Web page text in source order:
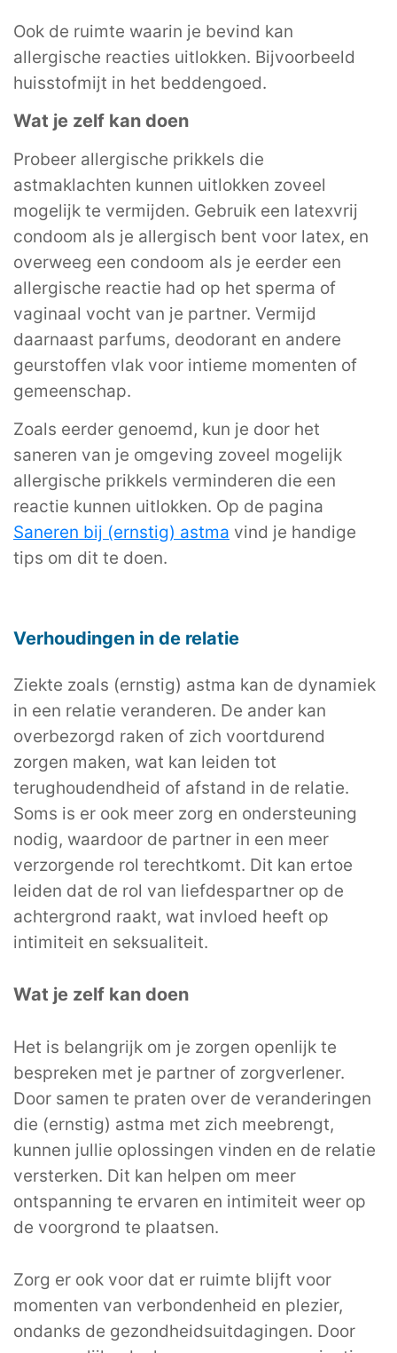
Ook de ruimte waarin je bevind kan
allergische reacties uitlokken. Bijvoorbeeld
huisstofmijt in het beddengoed.
Wat je zelf kan doen
Probeer allergische prikkels die
astmaklachten kunnen uitlokken zoveel
mogelijk te vermijden. Gebruik een latexvrij
condoom als je allergisch bent voor latex, en
overweeg een condoom als je eerder een
allergische reactie had op het sperma of
vaginaal vocht van je partner. Vermijd
daarnaast parfums, deodorant en andere
geurstoffen vlak voor intieme momenten of
gemeenschap.
Zoals eerder genoemd, kun je door het
saneren van je omgeving zoveel mogelijk
allergische prikkels verminderen die een
reactie kunnen uitlokken. Op de pagina
Saneren bij (ernstig) astma vind je handige
tips om dit te doen.
Verhoudingen in de relatie
Ziekte zoals (ernstig) astma kan de dynamiek
in een relatie veranderen. De ander kan
overbezorgd raken of zich voortdurend
zorgen maken, wat kan leiden tot
terughoudendheid of afstand in de relatie.
Soms is er ook meer zorg en ondersteuning
nodig, waardoor de partner in een meer
verzorgende rol terechtkomt. Dit kan ertoe
leiden dat de rol van liefdespartner op de
achtergrond raakt, wat invloed heeft op
intimiteit en seksualiteit.
Wat je zelf kan doen
Het is belangrijk om je zorgen openlijk te
bespreken met je partner of zorgverlener.
Door samen te praten over de veranderingen
die (ernstig) astma met zich meebrengt,
kunnen jullie oplossingen vinden en de relatie
versterken. Dit kan helpen om meer
ontspanning te ervaren en intimiteit weer op
de voorgrond te plaatsen.
Zorg er ook voor dat er ruimte blijft voor
momenten van verbondenheid en plezier,
ondanks de gezondheidsuitdagingen. Door